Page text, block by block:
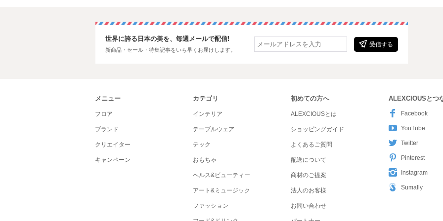
受信する
世界に誇る日本の美を、毎週メールで配信!
新商品・セール・特集記事をいち早くお届けします。
メニュー
フロア
ブランド
クリエイター
キャンペーン
カテゴリ
インテリア
テーブルウェア
テック
おもちゃ
ヘルス&ビューティー
アート&ミュージック
ファッション
初めての方へ
ALEXCIOUSとは
ショッピングガイド
よくあるご質問
配送について
商材のご提案
法人のお客様
お問い合わせ
ALEXCIOUSとつ
Facebook
YouTube
Twitter
Pinterest
Instagram
Sumally